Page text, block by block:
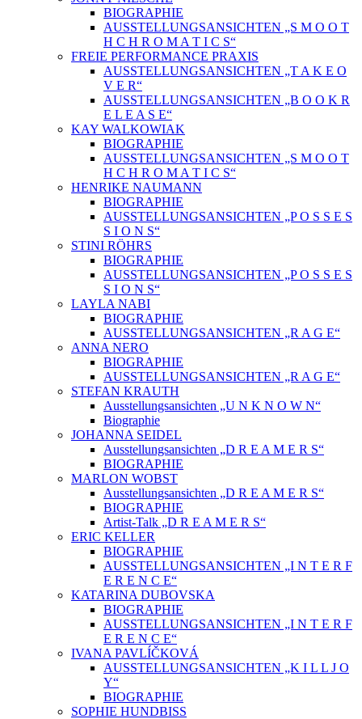
BIOGRAPHIE
AUSSTELLUNGSANSICHTEN „S M O O T
H C H R O M A T I C S“
FREIE PERFORMANCE PRAXIS
AUSSTELLUNGSANSICHTEN „T A K E O
V E R“
AUSSTELLUNGSANSICHTEN „B O O K R
E L E A S E“
KAY WALKOWIAK
BIOGRAPHIE
AUSSTELLUNGSANSICHTEN „S M O O T
H C H R O M A T I C S“
HENRIKE NAUMANN
BIOGRAPHIE
AUSSTELLUNGSANSICHTEN „P O S S E S
S I O N S“
STINI RÖHRS
BIOGRAPHIE
AUSSTELLUNGSANSICHTEN „P O S S E S
S I O N S“
LAYLA NABI
BIOGRAPHIE
AUSSTELLUNGSANSICHTEN „R A G E“
ANNA NERO
BIOGRAPHIE
AUSSTELLUNGSANSICHTEN „R A G E“
STEFAN KRAUTH
Ausstellungsansichten „U N K N O W N“
Biographie
JOHANNA SEIDEL
Ausstellungsansichten „D R E A M E R S“
BIOGRAPHIE
MARLON WOBST
Ausstellungsansichten „D R E A M E R S“
BIOGRAPHIE
Artist-Talk „D R E A M E R S“
ERIC KELLER
BIOGRAPHIE
AUSSTELLUNGSANSICHTEN „I N T E R F
E R E N C E“
KATARINA DUBOVSKA
BIOGRAPHIE
AUSSTELLUNGSANSICHTEN „I N T E R F
E R E N C E“
IVANA PAVLÍČKOVÁ
AUSSTELLUNGSANSICHTEN „K I L L J O
Y“
BIOGRAPHIE
SOPHIE HUNDBISS